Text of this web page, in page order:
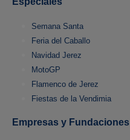
Semana Santa
Feria del Caballo
Navidad Jerez
MotoGP
Flamenco de Jerez
Fiestas de la Vendimia
Empresas y Fundaciones